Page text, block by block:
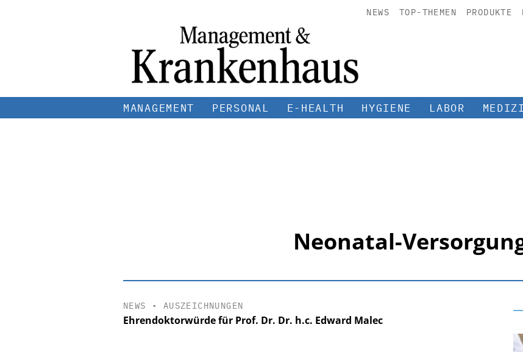
NEWS TOP-THEMEN PRODUKTE
MANAGEMENT PERSONAL E-HEALTH HYGIENE LABOR
Neonatal-
NEWS • AUSZEICHNUNGEN
Ehrendoktorwürde für Prof. Dr. Dr. h.c. Edward Malec